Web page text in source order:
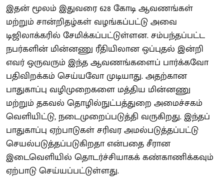
இதன் மூலம் இதுவரை 628 கோடி ஆவணங்கள்
மற்றும் சான்றிதழ்கள் வழங்கப்பட்டு அவை
டிஜிலாக்கரில் சேமிக்கப்பட்டுள்ளன. சம்பந்தப்பட்ட
நபர்களின் மின்னணு ரீதியிலான ஒப்புதல் இன்றி
எவர் ஒருவரும் இந்த ஆவணங்களைப் பார்க்கவோ
பதிவிறக்கம் செய்யவோ முடியாது. அதற்கான
பாதுகாப்பு வழிமுறைகளை மத்திய மின்னணு
மற்றும் தகவல் தொழில்நுட்பத்துறை அமைச்சகம்
வெளியிட்டு, நடைமுறைப்படுத்தி வருகிறது. இந்தப்
பாதுகாப்பு ஏற்பாடுகள் சரிவர அமல்படுத்தப்பட்டு
செயல்படுத்தப்படுகிறதா என்பதை சீரான
இடைவெளியில் தொடர்ச்சியாகக் கண்காணிக்கவும்
ஏற்பாடு செய்யப்பட்டுள்ளது.